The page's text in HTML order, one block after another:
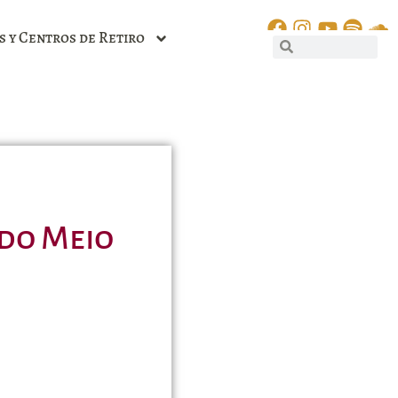
y Centros de Retiro
Meio